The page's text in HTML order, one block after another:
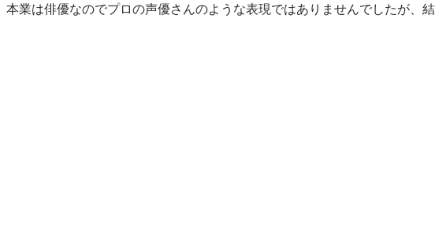
本業は俳優なのでプロの声優さんのような表現ではありませんでしたが、